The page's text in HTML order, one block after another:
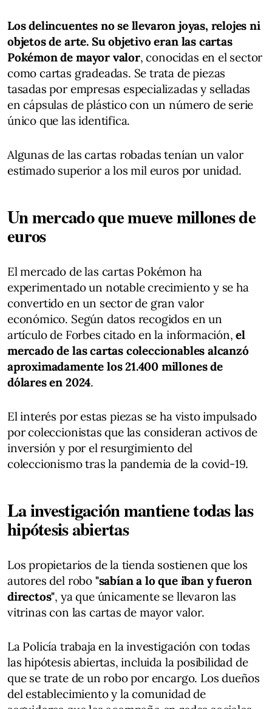
Los delincuentes no se llevaron joyas, relojes ni
objetos de arte. Su objetivo eran las cartas
Pokémon de mayor valor, conocidas en el sector
como cartas gradeadas. Se trata de piezas
tasadas por empresas especializadas y selladas
en cápsulas de plástico con un número de serie
único que las identifica.
Algunas de las cartas robadas tenían un valor
estimado superior a los mil euros por unidad.
Un mercado que mueve millones de
euros
El mercado de las cartas Pokémon ha
experimentado un notable crecimiento y se ha
convertido en un sector de gran valor
económico. Según datos recogidos en un
artículo de Forbes citado en la información,el
mercado de las cartas coleccionables alcanzó
aproximadamente los 21.400 millones de
dólares en 2024.
El interés por estas piezas se ha visto impulsado
por coleccionistas que las consideran activos de
inversión y por el resurgimiento del
coleccionismo tras la pandemia de la covid-19.
La investigación mantiene todas las
hipótesis abiertas
Los propietarios de la tienda sostienen que los
autores del robo "sabían a lo que iban y fueron
directos", ya que únicamente se llevaron las
vitrinas con las cartas de mayor valor.
La Policía trabaja en la investigación con todas
las hipótesis abiertas, incluida la posibilidad de
que se trate de un robo por encargo. Los dueños
del establecimiento y la comunidad de